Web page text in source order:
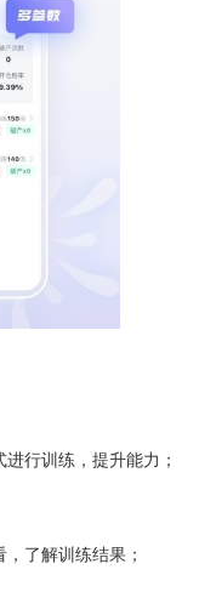
行训练，提升能力；
了解训练结果；